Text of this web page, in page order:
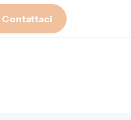
Contattaci